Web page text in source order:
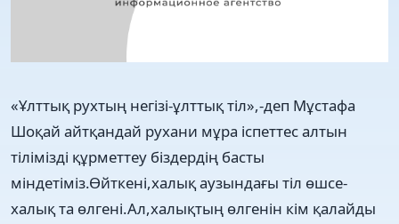
«Ұлттық рухтың негізі-ұлттық тіл»,-деп Мұстафа
Шоқай айтқандай рухани мұра іспеттес алтын
тілімізді құрметтеу біздердің басты
міндетіміз.Өйткені,халық аузындағы тіл өшсе-
халық та өлгені.Ал,халықтың өлгенін кім қалайды